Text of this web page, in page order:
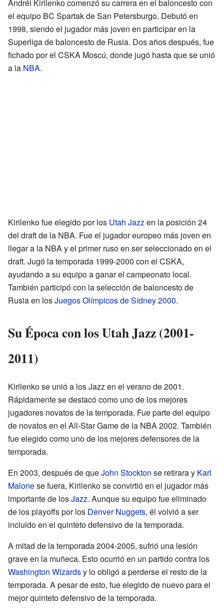
Andréi Kirilenko comenzó su carrera en el baloncesto con
el equipo BC Spartak de San Petersburgo. Debutó en
1998, siendo el jugador más joven en participar en la
Superliga de baloncesto de Rusia. Dos años después, fue
fichado por el CSKA Moscú, donde jugó hasta que se unió
a la NBA.
Kirilenko fue elegido por los Utah Jazzen la posición 24
del draft de la NBA. Fue el jugador europeo más joven en
llegar a la NBA y el primer ruso en ser seleccionado en el
draft. Jugó la temporada 1999-2000 con el CSKA,
ayudando a su equipo a ganar el campeonato local.
También participó con la selección de baloncesto de
Rusia en losJuegos Olímpicos de Sídney 2000.
Su Época con los Utah Jazz (2001-
2011)
Kirilenko se unió a los Jazz en el verano de 2001.
Rápidamente se destacó como uno de los mejores
jugadores novatos de la temporada. Fue parte del equipo
de novatos en el All-Star Game de la NBA 2002. También
fue elegido como uno de los mejores defensores de la
temporada.
En 2003, después de queJohn Stockton se retirara y Karl
Malonese fuera, Kirilenko se convirtió en el jugador más
importante de losJazz. Aunque su equipo fue eliminado
de los playoffs por los Denver Nuggets, él volvió a ser
incluido en el quinteto defensivo de la temporada.
A mitad de la temporada 2004-2005, sufrió una lesión
grave en la muñeca. Esto ocurrió en un partido contra los
Washington Wizardsy lo obligó a perderse el resto de la
temporada. A pesar de esto, fue elegido de nuevo para el
mejor quinteto defensivo de la temporada.